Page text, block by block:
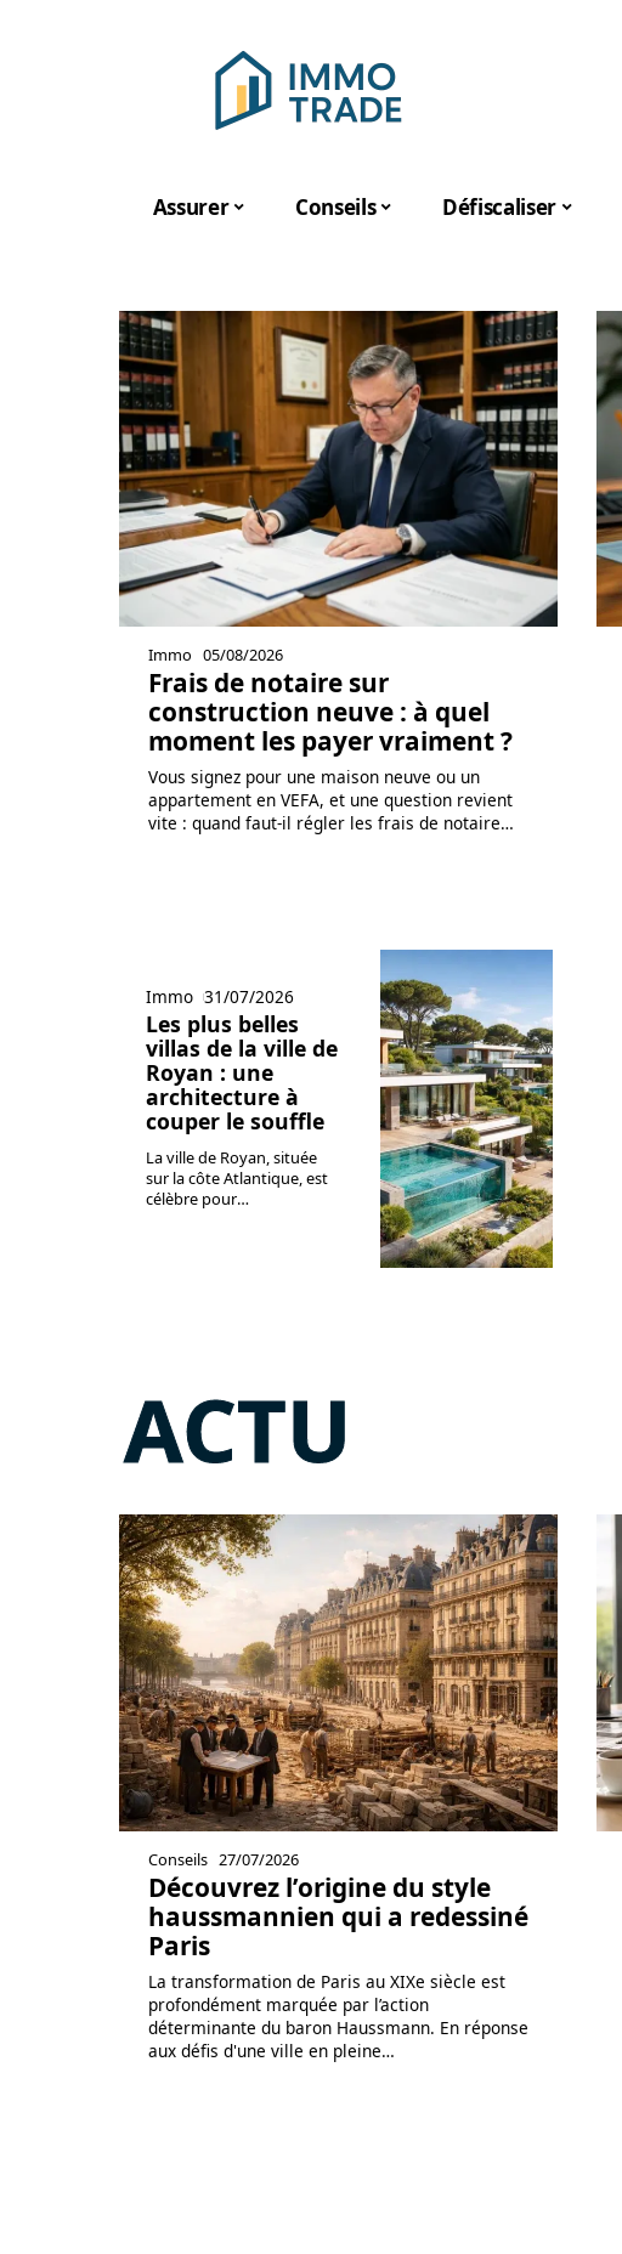
Assurer Conseils Défiscaliser
Immo 05/08/2026
Frais de notaire sur
construction neuve : à quel
moment les payer vraiment ?
Vous signez pour une maison neuve ou un
appartement en VEFA, et une question revient
vite : quand faut-il régler les frais de notaire…
Immo 31/07/2026
Les plus belles
villas de la ville de
Royan : une
architecture à
couper le souffle
La ville de Royan, située
sur la côte Atlantique, est
célèbre pour…
ACTU
Conseils 27/07/2026
Découvrez l’origine du style
haussmannien qui a redessiné
Paris
La transformation de Paris au XIXe siècle est
profondément marquée par l’action
déterminante du baron Haussmann. En réponse
aux défis d'une ville en pleine…